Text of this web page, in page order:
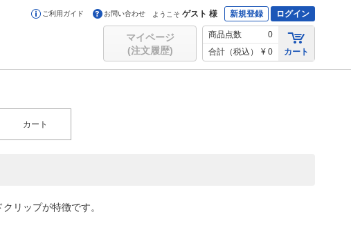
ご利用ガイド お問い合わせ ようこそ ゲスト 様 新規登録 ログイン
マイページ
(注文履歴)
商品点数
0
合計（税込）
¥ 0 カート
カート
リップが特徴です。